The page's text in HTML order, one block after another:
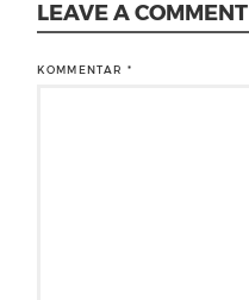
LEAVE A COMMENT
KOMMENTAR *